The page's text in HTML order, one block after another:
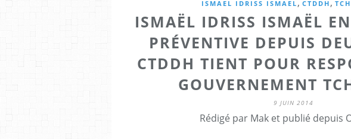
ISMAEL IDRISS ISMAEL CTDDH
ISMAËL IDRISS ISMAËL
PRÉVENTIVE DEPUIS
CTDDH TIENT POUR
GOUVERNEMENT
9 JUIN 2014
Rédigé par Mak et publié depuis